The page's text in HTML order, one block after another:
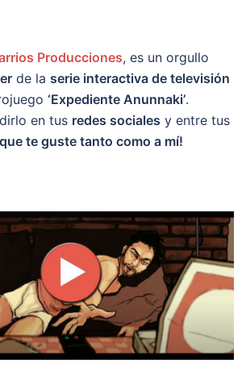
Producciones, es un orgullo
de la serie interactiva de televisión
‘Expediente Anunnaki’.
en tus redes sociales y entre tus
te guste tanto como a mí!